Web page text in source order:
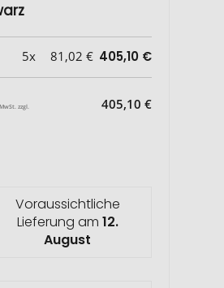
5x 81,02 € 405,10 €
zzgl. 405,10 €
Voraussichtliche
Lieferung am 12.
August